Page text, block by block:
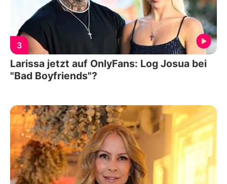
3
Larissa jetzt auf OnlyFans: Log Josua bei
"Bad Boyfriends"?